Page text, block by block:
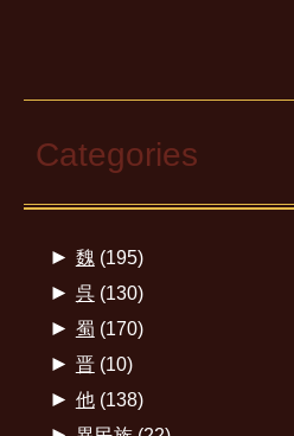
Categories
► 魏 (195)
► 呉(130)
► 蜀 (170)
► 晋(10)
► 他(138)